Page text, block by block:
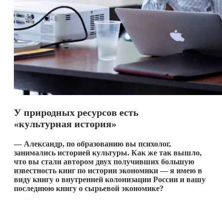
У природных ресурсов есть
«культурная история»
— Александр, по образованию вы психолог,
занимались историей культуры. Как же так вышло,
что вы стали автором двух получивших большую
известность книг по истории экономики — я имею в
виду книгу о внутренней колонизации России и вашу
последнюю книгу о сырьевой экономике?